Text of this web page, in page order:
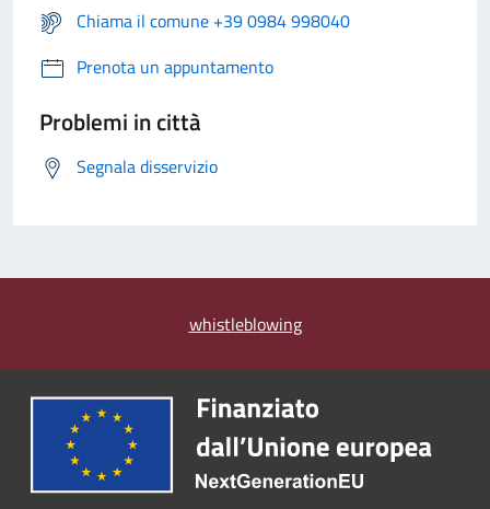
Chiama il comune +39 0984 998040
Prenota un appuntamento
Problemi in città
Segnala disservizio
whistleblowing